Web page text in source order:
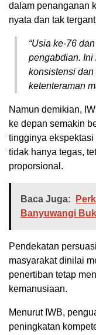
dalam penanganan
nyata dan tak
“Usia ke-76
pengabdian. Ini
konsistensi
ketenteraman
Namun demikian,
ke depan semakin
tingginya
tidak hanya tegas,
proporsional.
Baca Juga:
Banyuwangi
Pendekatan
masyarakat dinilai
penertiban tetap
kemanusiaan.
Menurut IWB,
peningkatan